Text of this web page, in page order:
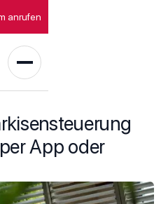
anrufen
App oder